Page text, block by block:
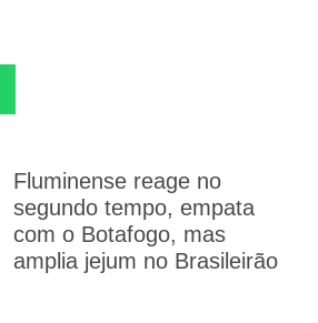
Fluminense reage no
segundo tempo, empata
com o Botafogo, mas
amplia jejum no Brasileirão